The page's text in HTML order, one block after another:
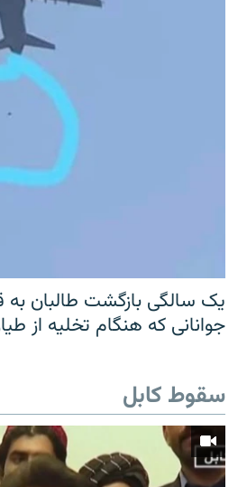
یک سالگی بازگشت طالبان به
جوانانی که هنگام تخلیه از
سقوط کابل